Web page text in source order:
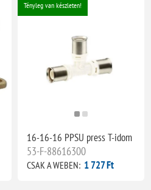
Tényleg van készleten!
16-16-16 PPSU press T-idom
53-F-88616300
CSAK A WEBEN: 1 727 Ft